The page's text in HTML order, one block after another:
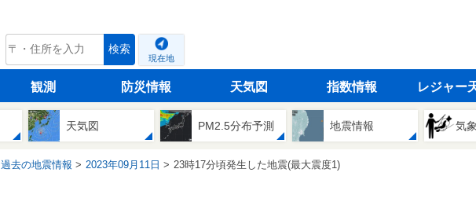
tenki.jp 検索
現在地
観測 防災情報 天気図 指数情報 レジャー
天気図 PM2.5分布予測 地震情報 気
過去の地震情報 2023年09月11日 23時17分頃発生した地震(最大震度1)